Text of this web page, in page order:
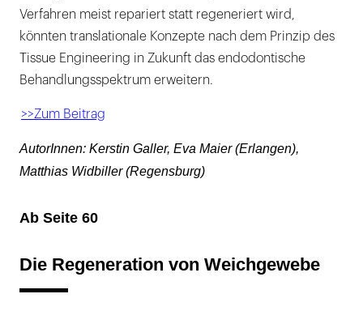
Verfahren meist repariert statt regeneriert wird,
könnten translationale Konzepte nach dem Prinzip des
Tissue Engineering in Zukunft das endodontische
Behandlungsspektrum erweitern.
>>Zum Beitrag
AutorInnen: Kerstin Galler, Eva Maier (Erlangen),
Matthias Widbiller (Regensburg)
Ab Seite 60
Die Regeneration von Weichgewebe